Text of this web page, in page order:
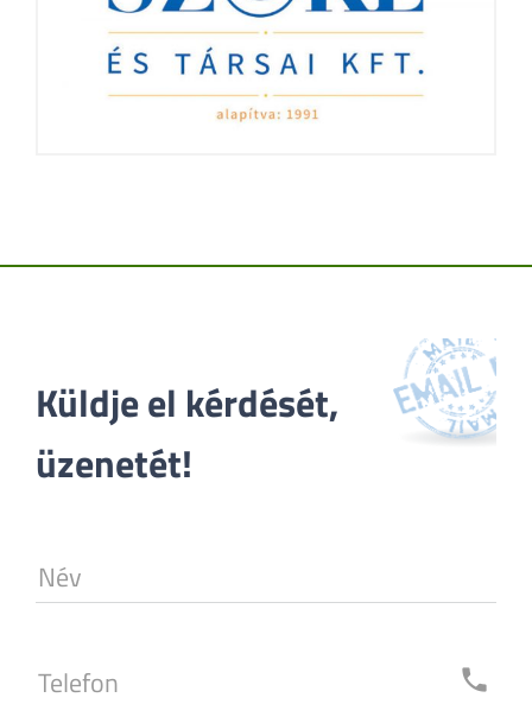
Küldje el kérdését,
üzenetét!
Név
Telefon local_phone